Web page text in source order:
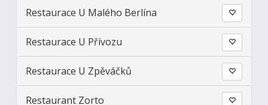
Restaurace U Malého Berlína
Restaurace U Přívozu
Restaurace U Zpěváčků
Restaurant Zorto